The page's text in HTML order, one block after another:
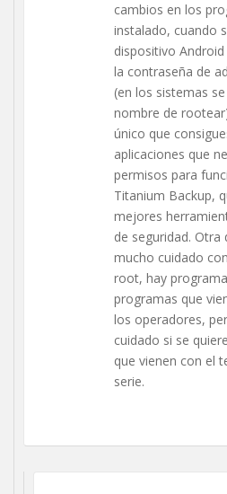
cambios en los
instalado, cuando
dispositivo
la contraseña de
(en los sistemas
nombre de
único que
aplicaciones que
permisos para
Titanium Backup,
mejores
de seguridad. Otra
mucho cuidado
root, hay
programas que
los operadores,
cuidado si se
que vienen con el
serie.